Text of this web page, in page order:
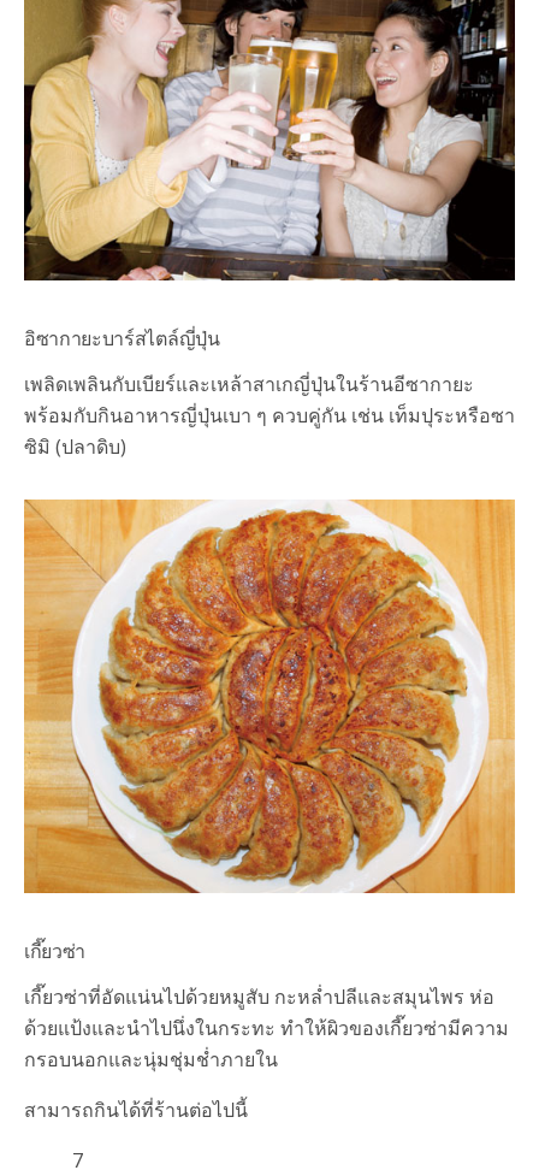
อิซากายะบาร์สไตล์ญี่ปุ่น
เพลิดเพลินกับเบียร์และเหล้าสาเกญี่ปุ่นในร้านอีซากายะ
พร้อมกับกินอาหารญี่ปุ่นเบา ๆ ควบคู่กัน เช่น เท็มปุระหรือซา
ซิมิ (ปลาดิบ)
เกี๊ยวซ่า
เกี๊ยวซ่าที่อัดแน่นไปด้วยหมูสับ กะหล่ำปลีและสมุนไพร ห่อ
ด้วยแป้งและนำไปนึ่งในกระทะ ทำให้ผิวของเกี๊ยวซ่ามีความ
กรอบนอกและนุ่มชุ่มช่ำภายใน
สามารถกินได้ที่ร้านต่อไปนี้
7